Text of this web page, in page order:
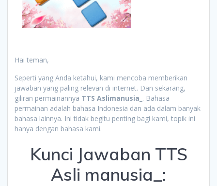
Hai teman,
Seperti yang Anda ketahui, kami mencoba memberikan
jawaban yang paling relevan di internet. Dan sekarang,
giliran permainannya TTS Aslimanusia_ . Bahasa
permainan adalah bahasa Indonesia dan ada dalam banyak
bahasa lainnya. Ini tidak begitu penting bagi kami, topik ini
hanya dengan bahasa kami.
Kunci Jawaban TTS
Asli manusia_: